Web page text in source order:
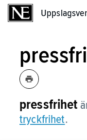
pressfrihet
tryckfrihet.